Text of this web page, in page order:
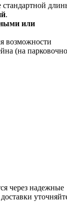
стандартной
.
или
возможности
(на
через надежные